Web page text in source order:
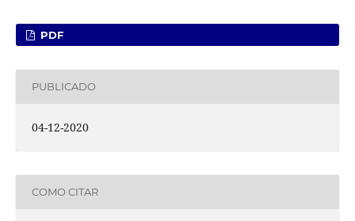
PDF
PUBLICADO
04-12-2020
COMO CITAR